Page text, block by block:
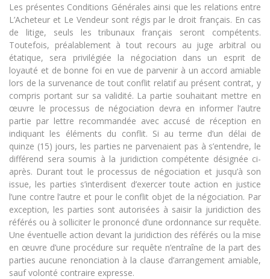
Les présentes Conditions Générales ainsi que les relations entre
L’Acheteur et Le Vendeur sont régis par le droit français. En cas
de litige, seuls les tribunaux français seront compétents.
Toutefois, préalablement à tout recours au juge arbitral ou
étatique, sera privilégiée la négociation dans un esprit de
loyauté et de bonne foi en vue de parvenir à un accord amiable
lors de la survenance de tout conflit relatif au présent contrat, y
compris portant sur sa validité. La partie souhaitant mettre en
œuvre le processus de négociation devra en informer l’autre
partie par lettre recommandée avec accusé de réception en
indiquant les éléments du conflit. Si au terme d’un délai de
quinze (15) jours, les parties ne parvenaient pas à s’entendre, le
différend sera soumis à la juridiction compétente désignée ci-
après. Durant tout le processus de négociation et jusqu’à son
issue, les parties s’interdisent d’exercer toute action en justice
l’une contre l’autre et pour le conflit objet de la négociation. Par
exception, les parties sont autorisées à saisir la juridiction des
référés ou à solliciter le prononcé d’une ordonnance sur requête.
Une éventuelle action devant la juridiction des référés ou la mise
en œuvre d’une procédure sur requête n’entraîne de la part des
parties aucune renonciation à la clause d’arrangement amiable,
sauf volonté contraire expresse.